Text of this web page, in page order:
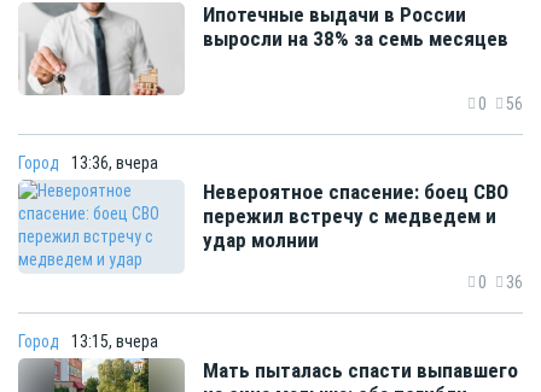
Ипотечные выдачи в России
выросли на 38% за семь месяцев
0 56
13:36, вчера
Город
Невероятное спасение: боец СВО
пережил встречу с медведем и
удар молнии
0 36
13:15, вчера
Город
Мать пыталась спасти выпавшего